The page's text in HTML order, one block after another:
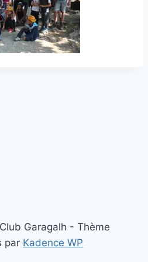
Garagalh - Thème
par Kadence WP